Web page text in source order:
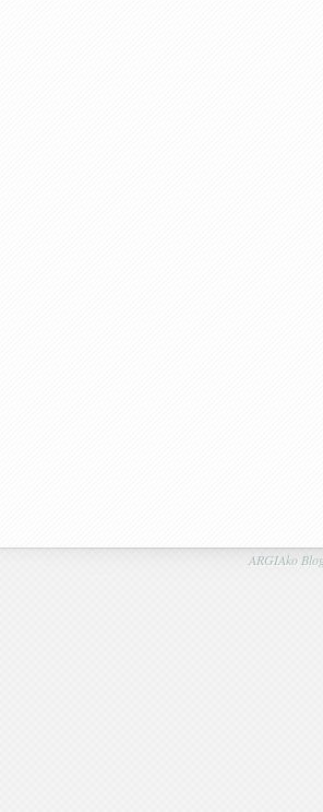
ARGIAko